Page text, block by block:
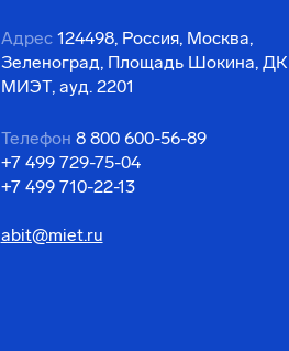
Адрес 124498, Россия, Москва,
Зеленоград, Площадь Шокина, ДК
МИЭТ, ауд. 2201
Телефон 8 800 600-56-89
+7 499 729-75-04
+7 499 710-22-13
abit@miet.ru